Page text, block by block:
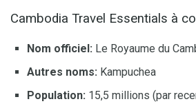
Cambodia Travel Essentials à
Nom officiel: Le Royaume du
Autres noms: Kampuchea
Population: 15,5 millions (par